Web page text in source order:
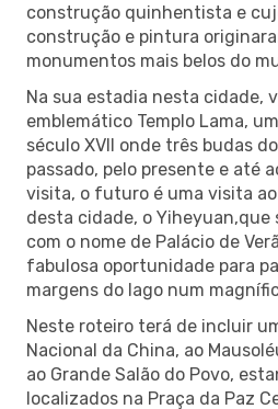
construção quinhentista e
construção e pintura
monumentos mais belos do
Na sua estadia nesta cidade,
emblemático Templo Lama,
século XVII onde três budas
passado, pelo presente e até
visita, o futuro é uma visita
desta cidade, o
com o nome de Palácio de
fabulosa oportunidade para
margens do lago num
Neste roteiro terá de incluir
Nacional da China, ao
ao Grande Salão do Povo,
localizados na Praça da Paz